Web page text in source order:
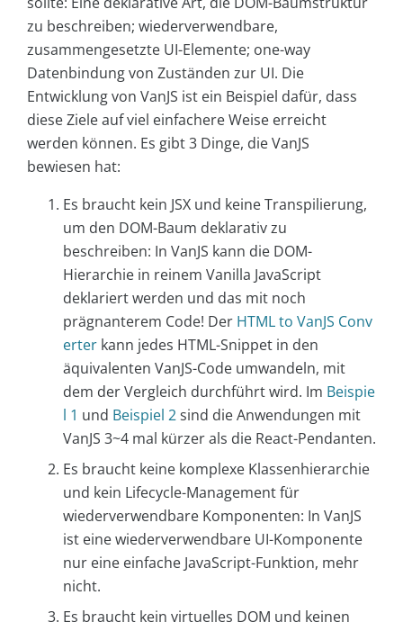
zu beschreiben; wiederverwendbare,
zusammengesetzte UI-Elemente; one-way
Datenbindung von Zuständen zur UI. Die
Entwicklung von VanJS ist ein Beispiel dafür, dass
diese Ziele auf viel einfachere Weise erreicht
werden können. Es gibt 3 Dinge, die VanJS
bewiesen hat:
Es braucht kein JSX und keine Transpilierung,
um den DOM-Baum deklarativ zu
beschreiben: In VanJS kann die DOM-
Hierarchie in reinem Vanilla JavaScript
deklariert werden und das mit noch
prägnanterem Code! Der HTML to VanJS Conv
erter kann jedes HTML-Snippet in den
äquivalenten VanJS-Code umwandeln, mit
dem der Vergleich durchführt wird. Im Beispie
l 1 und Beispiel 2sind die Anwendungen mit
VanJS 3~4 mal kürzer als die React-Pendanten.
Es braucht keine komplexe Klassenhierarchie
und kein Lifecycle-Management für
wiederverwendbare Komponenten: In VanJS
ist eine wiederverwendbare UI-Komponente
nur eine einfache JavaScript-Funktion, mehr
nicht.
Es braucht kein virtuelles DOM und keinen